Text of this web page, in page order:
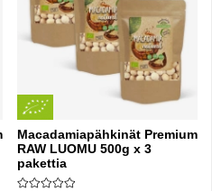
Macadamiapähkinät Premium
RAW LUOMU 500g x 3
pakettia